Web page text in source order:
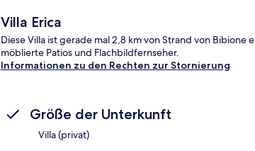
Villa Erica
Diese Villa ist gerade mal 2,8 km von Strand von
möblierte Patios und Flachbildfernseher.
Informationen zu den Rechten zur Stornierung
Größe der Unterkunft
Villa (privat)